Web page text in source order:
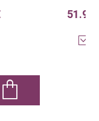
spalvos